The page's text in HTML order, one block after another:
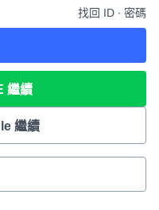
找回 ID ∙ 密碼
繼續
繼續